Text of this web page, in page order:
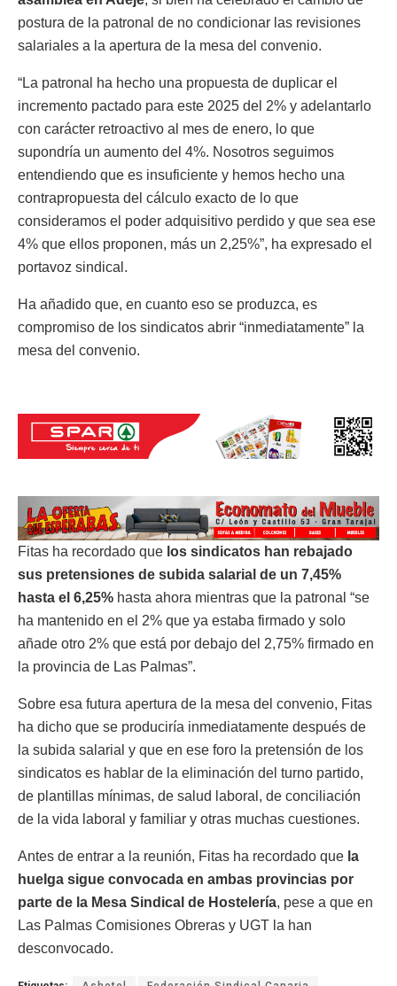
postura de la patronal de no condicionar las revisiones
salariales a la apertura de la mesa del convenio.
“La patronal ha hecho una propuesta de duplicar el
incremento pactado para este 2025 del 2% y adelantarlo
con carácter retroactivo al mes de enero, lo que
supondría un aumento del 4%. Nosotros seguimos
entendiendo que es insuficiente y hemos hecho una
contrapropuesta del cálculo exacto de lo que
consideramos el poder adquisitivo perdido y que sea ese
4% que ellos proponen, más un 2,25%”, ha expresado el
portavoz sindical.
Ha añadido que, en cuanto eso se produzca, es
compromiso de los sindicatos abrir “inmediatamente” la
mesa del convenio.
Fitas ha recordado que los sindicatos han rebajado
sus pretensiones de subida salarial de un 7,45%
hasta el 6,25% hasta ahora mientras que la patronal “se
ha mantenido en el 2% que ya estaba firmado y solo
añade otro 2% que está por debajo del 2,75% firmado en
la provincia de Las Palmas”.
Sobre esa futura apertura de la mesa del convenio, Fitas
ha dicho que se produciría inmediatamente después de
la subida salarial y que en ese foro la pretensión de los
sindicatos es hablar de la eliminación del turno partido,
de plantillas mínimas, de salud laboral, de conciliación
de la vida laboral y familiar y otras muchas cuestiones.
Antes de entrar a la reunión, Fitas ha recordado que la
huelga sigue convocada en ambas provincias por
parte de la Mesa Sindical de Hostelería, pese a que en
Las Palmas Comisiones Obreras y UGT la han
desconvocado.